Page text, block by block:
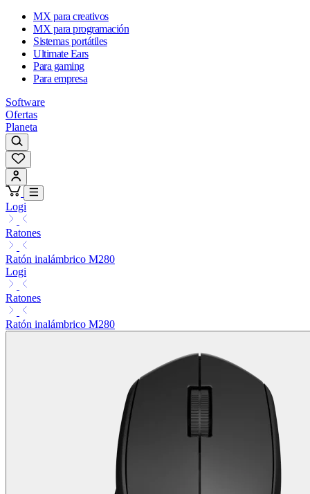
MX para creativos
MX para programación
Sistemas portátiles
Ultimate Ears
Para gaming
Para empresa
Software
Ofertas
Planeta
Logi
Ratones
Ratón inalámbrico M280
Logi
Ratones
Ratón inalámbrico M280